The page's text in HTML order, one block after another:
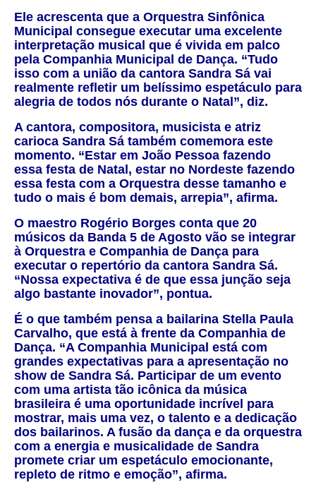
Ele acrescenta que a Orquestra Sinfônica
Municipal consegue executar uma excelente
interpretação musical que é vivida em palco
pela Companhia Municipal de Dança. “Tudo
isso com a união da cantora Sandra Sá vai
realmente refletir um belíssimo espetáculo para
alegria de todos nós durante o Natal”, diz.
A cantora, compositora, musicista e atriz
carioca Sandra Sá também comemora este
momento. “Estar em João Pessoa fazendo
essa festa de Natal, estar no Nordeste fazendo
essa festa com a Orquestra desse tamanho e
tudo o mais é bom demais, arrepia”, afirma.
O maestro Rogério Borges conta que 20
músicos da Banda 5 de Agosto vão se integrar
à Orquestra e Companhia de Dança para
executar o repertório da cantora Sandra Sá.
“Nossa expectativa é de que essa junção seja
algo bastante inovador”, pontua.
É o que também pensa a bailarina Stella Paula
Carvalho, que está à frente da Companhia de
Dança. “A Companhia Municipal está com
grandes expectativas para a apresentação no
show de Sandra Sá. Participar de um evento
com uma artista tão icônica da música
brasileira é uma oportunidade incrível para
mostrar, mais uma vez, o talento e a dedicação
dos bailarinos. A fusão da dança e da orquestra
com a energia e musicalidade de Sandra
promete criar um espetáculo emocionante,
repleto de ritmo e emoção”, afirma.